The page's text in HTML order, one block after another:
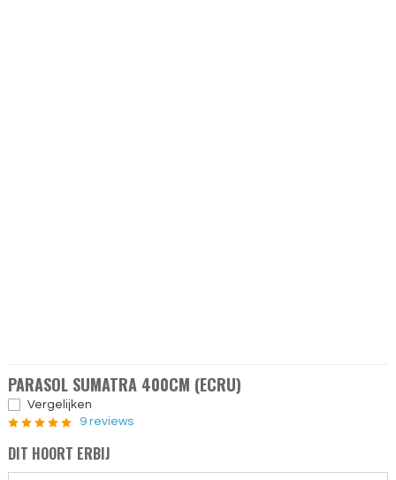
PARASOL SUMATRA 400CM (ECRU)
Vergelijken
9 reviews
DIT HOORT ERBIJ